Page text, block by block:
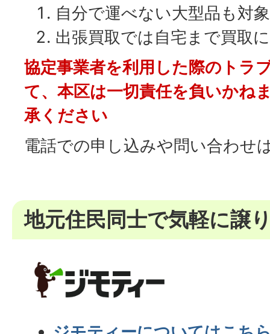
自分で運べない大型品も対象
出張買取では自宅まで買取
協定事業者を利用した際のトラ
て、本区は一切責任を負いかね
承ください
電話での申し込みや問い合わせ
地元住民同士で気軽に譲